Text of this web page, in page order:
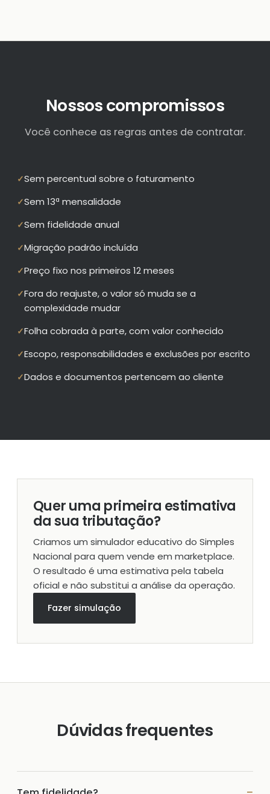
Nossos compromissos
Você conhece as regras antes de contratar.
✓Sem percentual sobre o faturamento
✓Sem 13ª mensalidade
✓Sem fidelidade anual
✓Migração padrão incluída
✓Preço fixo nos primeiros 12 meses
✓Fora do reajuste, o valor só muda se a
complexidade mudar
✓Folha cobrada à parte, com valor conhecido
✓Escopo, responsabilidades e exclusões por escrito
✓Dados e documentos pertencem ao cliente
Quer uma primeira estimativa
da sua tributação?
Criamos um simulador educativo do Simples
Nacional para quem vende em marketplace.
O resultado é uma estimativa pela tabela
oficial e não substitui a análise da operação.
Fazer simulação
Dúvidas frequentes